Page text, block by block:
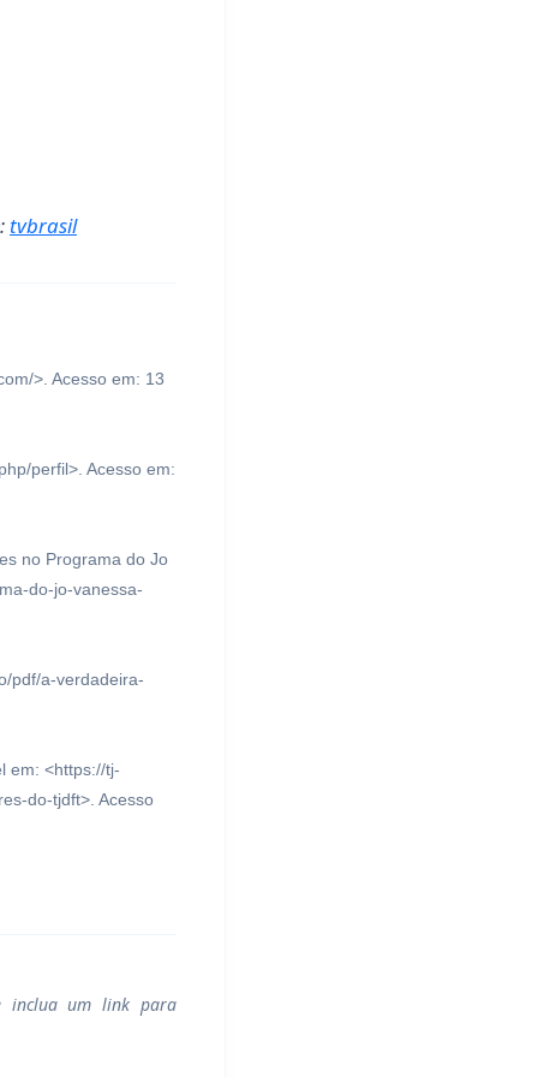
tvbrasil
>. Acesso em: 13
perfil>. Acesso em:
no Programa do Jo
do-jo-vanessa-
pdf/a-verdadeira-
em: <https://tj-
do-tjdft>. Acesso
inclua um link para